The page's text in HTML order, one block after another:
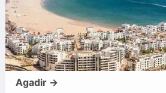
Agadir →